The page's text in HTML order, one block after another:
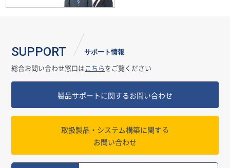
SUPPORT サポート情報
総合お問い合わせ窓口はこちらをご覧ください
製品サポートに関するお問い合わせ
取扱製品・システム構築に関する
お問い合わせ